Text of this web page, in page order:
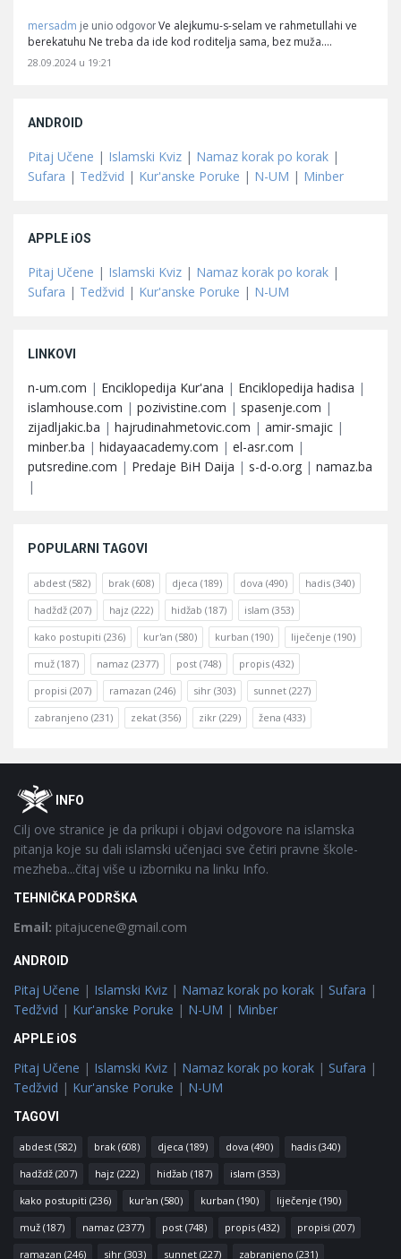
mersadm je unio odgovor Ve alejkumu-s-selam ve rahmetullahi ve
berekatuhu Ne treba da ide kod roditelja sama, bez muža.…
28.09.2024 u 19:21
ANDROID
Pitaj Učene | Islamski Kviz | Namaz korak po korak |
Sufara | Tedžvid | Kur'anske Poruke | N-UM | Minber
APPLE iOS
Pitaj Učene | Islamski Kviz | Namaz korak po korak |
Sufara | Tedžvid | Kur'anske Poruke | N-UM
LINKOVI
n-um.com | Enciklopedija Kur'ana | Enciklopedija hadisa |
islamhouse.com | pozivistine.com | spasenje.com |
zijadljakic.ba | hajrudinahmetovic.com | amir-smajic |
minber.ba | hidayaacademy.com | el-asr.com |
putsredine.com | Predaje BiH Daija | s-d-o.org | namaz.ba
|
POPULARNI TAGOVI
abdest (582) brak (608) djeca (189) dova (490) hadis (340)
hadždž (207) hajz (222) hidžab (187) islam (353)
kako postupiti (236) kur'an (580) kurban (190) liječenje (190)
muž (187) namaz (2377) post (748) propis (432)
propisi (207) ramazan (246) sihr (303) sunnet (227)
zabranjeno (231) zekat (356) zikr (229) žena (433)
FooterOINFO
Cilj ove stranice je da prikupi i objavi odgovore na islamska
pitanja koje su dali islamski učenjaci sve četiri pravne škole-
mezheba...čitaj više u izborniku na linku Info.
TEHNIČKA PODRŠKA
Email: pitajucene@gmail.com
ANDROID
Pitaj Učene | Islamski Kviz | Namaz korak po korak | Sufara |
Tedžvid | Kur'anske Poruke | N-UM | Minber
APPLE iOS
Pitaj Učene | Islamski Kviz | Namaz korak po korak | Sufara |
Tedžvid | Kur'anske Poruke | N-UM
TAGOVI
abdest (582) brak (608) djeca (189) dova (490) hadis (340)
hadždž (207) hajz (222) hidžab (187) islam (353)
kako postupiti (236) kur'an (580) kurban (190) liječenje (190)
muž (187) namaz (2377) post (748) propis (432) propisi (207)
ramazan (246) sihr (303) sunnet (227) zabranjeno (231)